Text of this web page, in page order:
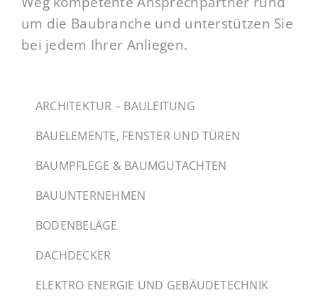
um die Baubranche und unterstützen Sie
bei jedem Ihrer Anliegen.
ARCHITEKTUR – BAULEITUNG
BAUELEMENTE, FENSTER UND TÜREN
BAUMPFLEGE & BAUMGUTACHTEN
BAUUNTERNEHMEN
BODENBELÄGE
DACHDECKER
ELEKTRO ENERGIE UND GEBÄUDETECHNIK